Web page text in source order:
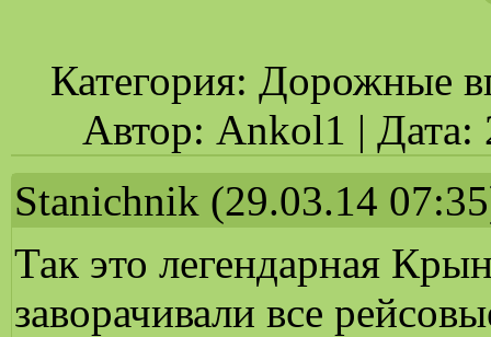
Категория: Дорожные
Автор: Ankol1 | Дата:
Stanichnik (29.03.14
Так это легендарная
заворачивали все